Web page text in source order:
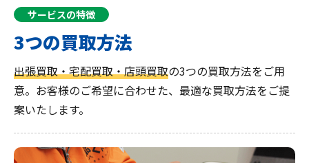
サービスの特徴
3つの買取方法
出張買取・宅配買取・店頭買取の3つの買取方法をご用
意。お客様のご希望に合わせた、最適な買取方法をご提
案いたします。